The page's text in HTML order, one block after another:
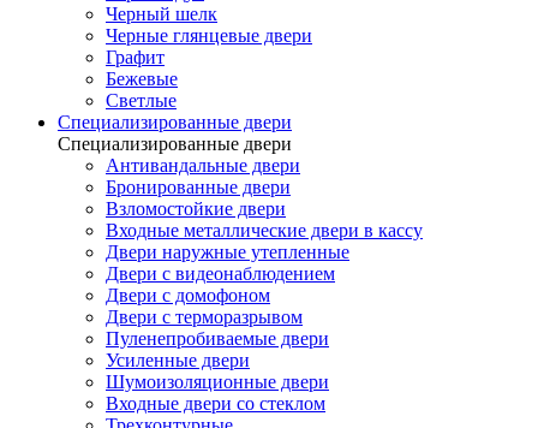
Черный шелк
Черные глянцевые двери
Графит
Бежевые
Светлые
Специализированные двери
Специализированные двери
Антивандальные двери
Бронированные двери
Взломостойкие двери
Входные металлические двери в кассу
Двери наружные утепленные
Двери с видеонаблюдением
Двери с домофоном
Двери с терморазрывом
Пуленепробиваемые двери
Усиленные двери
Шумоизоляционные двери
Входные двери со стеклом